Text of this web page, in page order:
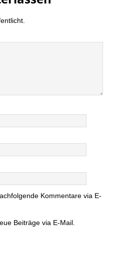
Kommentare via E-
Beiträge via E-Mail.